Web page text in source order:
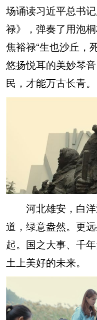
场诵读习近平总书
禄》，弹奏了用泡
焦裕禄“生也沙丘，
悠扬悦耳的美妙琴
民，才能万古长青。
河北雄安，白洋
道，绿意盎然。更
起。国之大事、千
土上美好的未来。